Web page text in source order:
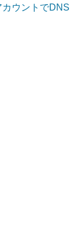
ウントでDNS